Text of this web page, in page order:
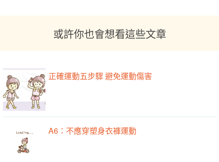
或許你也會想看這些文章
正確運動五步驟 避免運動傷害
A6：不應穿塑身衣褲運動